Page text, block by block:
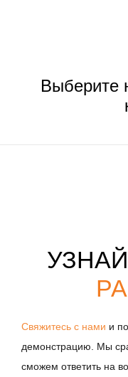
Выберите
Свяжитесь с нами и
демонстрацию. Мы
сможем ответить на